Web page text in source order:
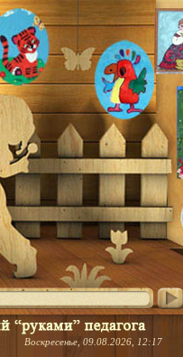
Воскресенье, 09.08.2026, 12:17